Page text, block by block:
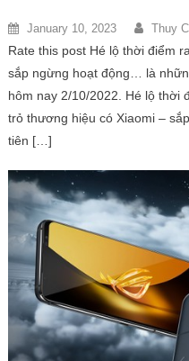
January 10, 2023 Thuy
Rate this post Hé lộ thời điểm
sắp ngừng hoạt động… là
hôm nay 2/10/2022. Hé lộ thời
trỏ thương hiệu có Xiaomi –
tiên […]